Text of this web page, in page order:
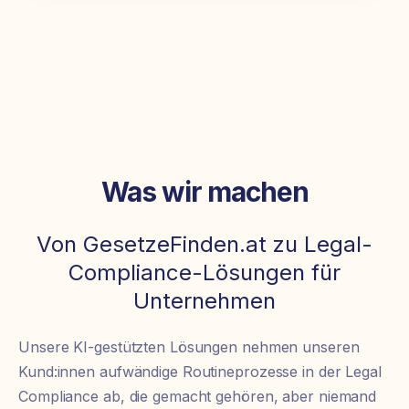
Was wir machen
Von GesetzeFinden.at zu Legal-
Compliance-Lösungen für
Unternehmen
Unsere KI-gestützten Lösungen nehmen unseren
Kund:innen aufwändige Routineprozesse in der Legal
Compliance ab, die gemacht gehören, aber niemand